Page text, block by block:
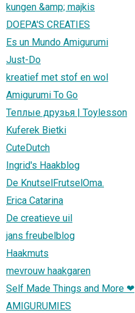
kungen &amp; majkis
DOEPA'S CREATIES
Es un Mundo Amigurumi
Just-Do
kreatief met stof en wol
Amigurumi To Go
Теплые друзья | Toylesson
Kuferek Bietki
CuteDutch
Ingrid's Haakblog
De KnutselFrutselOma.
Erica Catarina
De creatieve uil
jans freubelblog
Haakmuts
mevrouw haakgaren
Self Made Things and More ❤
AMIGURUMIES